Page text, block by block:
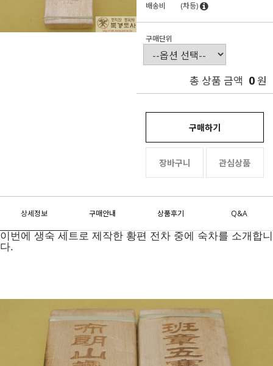
배송비
(차등)
구매단위
총 상품 금액 0원
구매하기
장바구니 관심상품
상세정보 구매안내 상품후기 Q&A
이번에 생숙 세트로 제작한 황편 전차 중에 숙차를 소개합니
다.